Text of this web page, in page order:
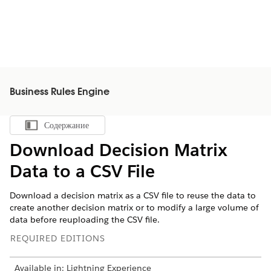
Business Rules Engine
Показать содержание
Содержание
Download Decision Matrix
Data to a CSV File
Download a decision matrix as a CSV file to reuse the data to
create another decision matrix or to modify a large volume of
data before reuploading the CSV file.
REQUIRED EDITIONS
Available in: Lightning Experience